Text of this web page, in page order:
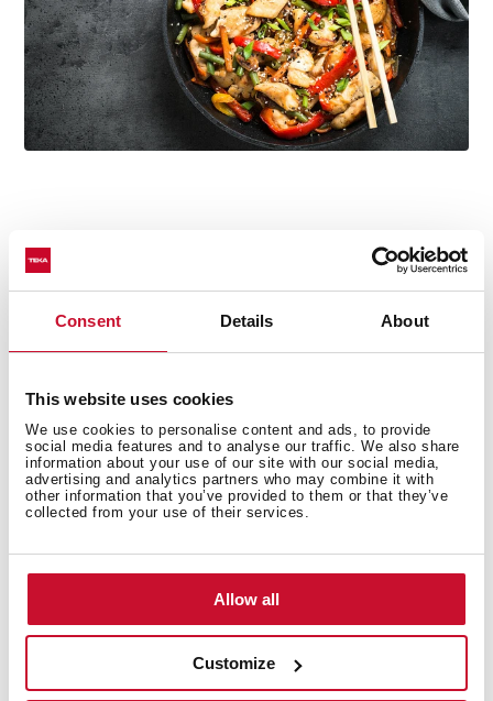
Consent Details About
This website uses cookies
We use cookies to personalise content and ads, to provide
social media features and to analyse our traffic. We also share
information about your use of our site with our social media,
advertising and analytics partners who may combine it with
other information that you’ve provided to them or that they’ve
collected from your use of their services.
Allow all
Customize
Подробное описание
Варочная панель газ на стекле 60 см
Серый Камень закалённое стекло Quartzium 8 мм с
фацетом по переднему краю
Эргономичные регуляторы с 9-тью уровнями
мощности
Съёмные горелки чёрного цвета Sabaf HE®
винтов
Автоподжиг на каждой горелке
Газ-контроль на каждой горелке